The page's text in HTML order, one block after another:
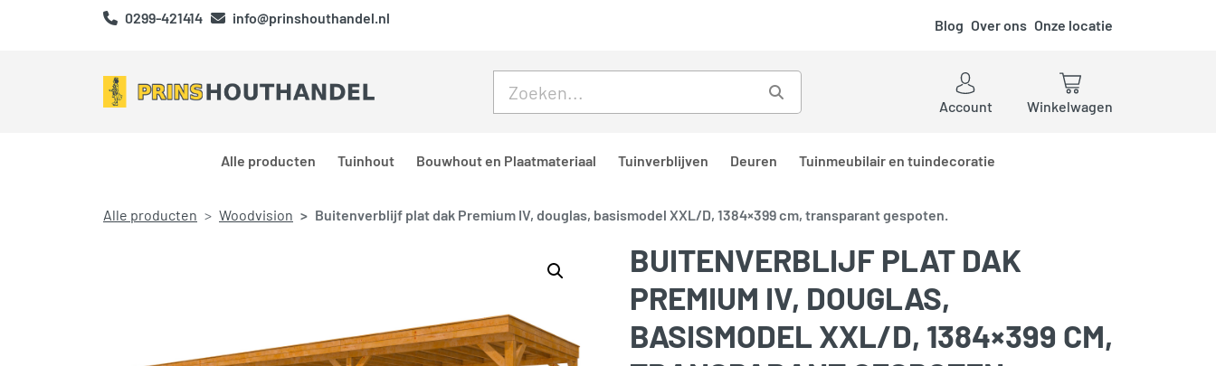
0299-421414 info@prinshouthandel.nl Blog Over ons Onze locatie
Account
Winkelwagen
Alle producten Tuinhout Bouwhout en Plaatmateriaal Tuinverblijven Deuren Tuinmeubilair en tuindecoratie
Alle producten Woodvision Buitenverblijf plat dak Premium IV, douglas, basismodel XXL/D, 1384×399 cm, transparant gespoten.
BUITENVERBLIJF PLAT DAK
PREMIUM IV, DOUGLAS,
BASISMODEL XXL/D, 1384×399 CM,